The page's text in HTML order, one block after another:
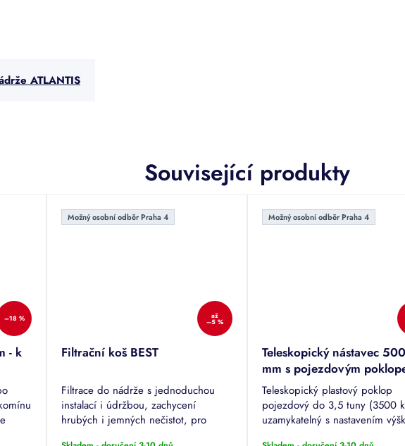
Související produkty
–18 %
- k
Možný osobní odběr Praha 4
až
–5 %
Filtrační koš BEST
Filtrace do nádrže s jednoduchou
instalací i údržbou, zachycení
hrubých i jemných nečistot, pro
Možný osobní odběr Praha 4
Teleskopický nástavec
mm s pojezdovým
do 3500 kg - k nádržím
Nautilus
Teleskopický plastový poklop
pojezdový do 3,5 tuny (3500
uzamykatelný s nastavením
ATLANTIS